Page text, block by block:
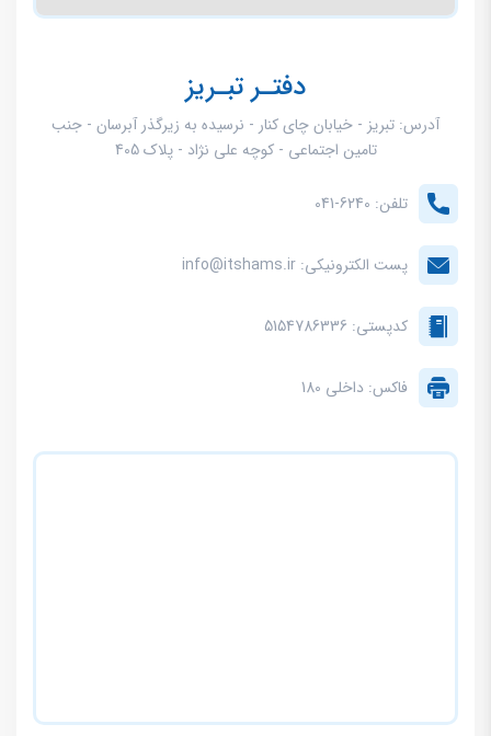
دفتـر تبـریز
آدرس: تبریز - خیابان چای کنار - نرسیده به زیرگذر آبرسان - جنب
تامین اجتماعی - کوچه علی نژاد - پلاک 405
تلفن: 6240-041
پست الکترونیکی: info@itshams.ir
کدپستی: 5154786336
فاکس: داخلی 180